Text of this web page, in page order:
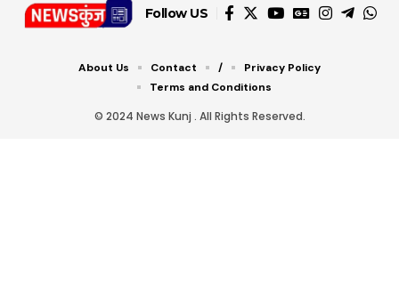
Follow US
© 2024 News Kunj . All Rights Reserved.
About Us Contact /
Privacy Policy
Terms and Conditions